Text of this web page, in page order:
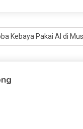
Kebaya Pakai AI di